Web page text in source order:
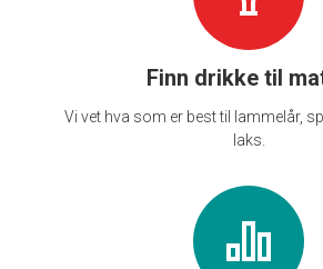
Finn drikke til
Vi vet hva som er best til lammelår,
laks.